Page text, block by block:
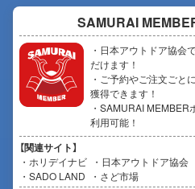
SAMURAI
・日本アウトドア協会
だけます！
・ご予約やご注文ごと
獲得できます！
・SAMURAI
利用可能！
【関連サイト】
ホリデイナビ 日本アウトドア協会
SADO LAND
さど市場